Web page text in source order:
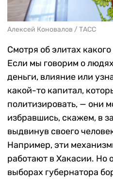
Алексей Коновалов / ТАСС
Смотря об элитах
Если мы говорим о
деньги, влияние или
какой-то капитал,
политизировать, — они
избравшись, скажем, в
выдвинув своего
Например, эти
работают в Хакасии. Но
выборах губернатора